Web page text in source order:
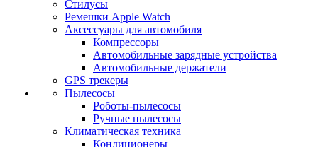
Стилусы
Ремешки Apple Watch
Аксессуары для автомобиля
Компрессоры
Автомобильные зарядные устройства
Автомобильные держатели
GPS трекеры
Пылесосы
Роботы-пылесосы
Ручные пылесосы
Климатическая техника
Кондиционеры